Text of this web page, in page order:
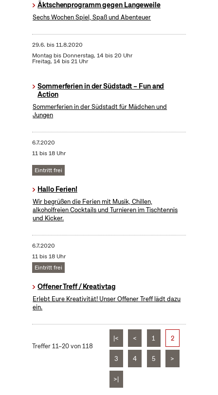
Äktschenprogramm gegen Langeweile
Sechs Wochen Spiel, Spaß und Abenteuer
29.6. bis11.8.2020
Montag bis Donnerstag, 14 bis 20 Uhr
Freitag, 14 bis 21 Uhr
Sommerferien in der Südstadt – Fun and
Action
Sommerferien in der Südstadt für Mädchen und
Jungen
6.7.2020
11 bis 18 Uhr
Eintritt frei
Hallo Ferien!
Wir begrüßen die Ferien mit Musik, Chillen,
alkoholfreien Cocktails und Turnieren im Tischtennis
und Kicker.
6.7.2020
11 bis 18 Uhr
Eintritt frei
Offener Treff / Kreativtag
Erlebt Eure Kreativität! Unser Offener Treff lädt dazu
ein.
Treffer 11–20 von 118
|< < 1 2
3 4 5 >
>|